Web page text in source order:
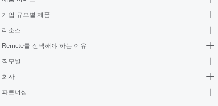
기업 규모별 제품
리소스
Remote를 선택해야 하는 이유
직무별
회사
파트너십